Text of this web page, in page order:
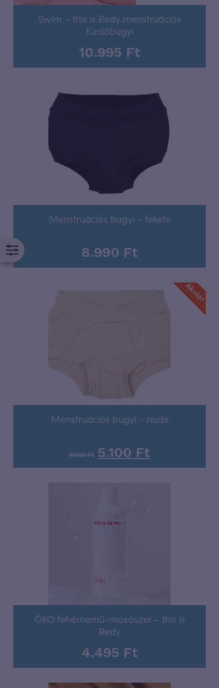
Swim – this is Redy menstruációs
fürdőbugyi
10.995 Ft
Menstruációs bugyi – fekete
8.990 Ft
Akció!
Menstruációs bugyi – nude
8.500Ft 5.100 Ft
ÖKO fehérnemű-mosószer – this is
Redy
4.495 Ft